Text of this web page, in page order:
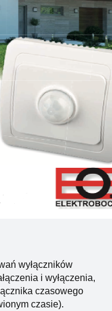
wyłączników
i wyłączenia,
czasowego
czasie).